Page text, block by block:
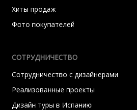
Хиты продаж
Фото покупателей
СОТРУДНИЧЕСТВО
Сотрудничество с дизайнерами
Реализованные проекты
Дизайн туры в Испанию